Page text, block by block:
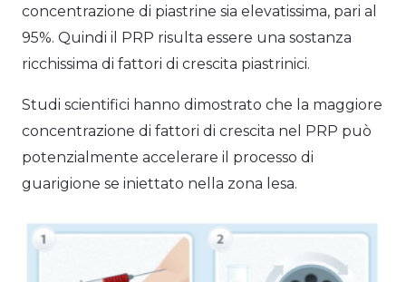
concentrazione di piastrine sia elevatissima, pari al
95%. Quindi il PRP risulta essere una sostanza
ricchissima di fattori di crescita piastrinici.
Studi scientifici hanno dimostrato che la maggiore
concentrazione di fattori di crescita nel PRP può
potenzialmente accelerare il processo di
guarigione se iniettato nella zona lesa.